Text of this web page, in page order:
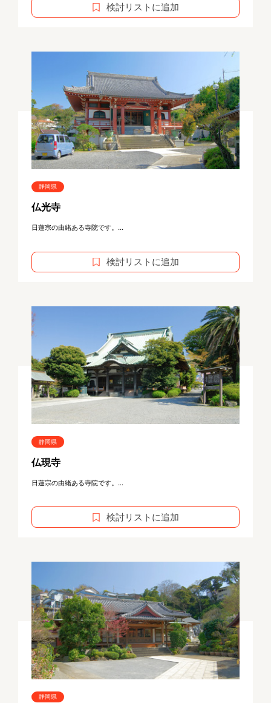
検討リストに追加
静岡県
仏光寺
日蓮宗の由緒ある寺院です。...
検討リストに追加
静岡県
仏現寺
日蓮宗の由緒ある寺院です。...
検討リストに追加
静岡県